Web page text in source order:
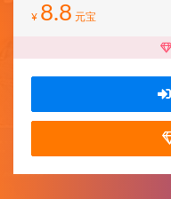
¥ 8.8 元宝